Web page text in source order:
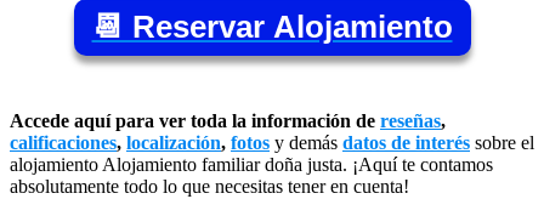
📆 Reservar Alojamiento
Accede aquí para ver toda la información de reseñas,
calificaciones, localización, fotos y demás datos de interés sobre el
alojamiento Alojamiento familiar doña justa. ¡Aquí te contamos
absolutamente todo lo que necesitas tener en cuenta!